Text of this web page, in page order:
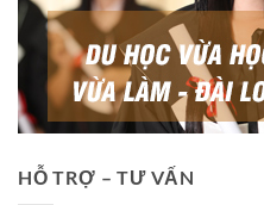
HỖ TRỢ – TƯ VẤN